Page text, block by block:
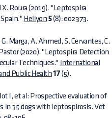
X. Roura (2019). "Leptospira
Heliyon 5 (8): e02373.
Marga, A. Ahmed, S. Cervantes, C.
(2020). "Leptospira Detection
Techniques." International
Public Health 17 (5).
I, et al: Prospective evaluation of
in 35 dogs with leptospirosis. Vet